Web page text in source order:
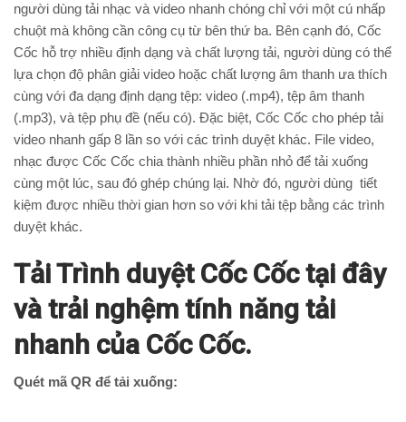
người dùng tải nhạc và video nhanh chóng chỉ với một cú nhấp
chuột mà không cần công cụ từ bên thứ ba. Bên cạnh đó, Cốc
Cốc hỗ trợ nhiều định dạng và chất lượng tải, người dùng có thể
lựa chọn độ phân giải video hoặc chất lượng âm thanh ưa thích
cùng với đa dạng định dạng tệp: video (.mp4), tệp âm thanh
(.mp3), và tệp phụ đề (nếu có). Đặc biệt, Cốc Cốc cho phép tải
video nhanh gấp 8 lần so với các trình duyệt khác. File video,
nhạc được Cốc Cốc chia thành nhiều phần nhỏ để tải xuống
cùng một lúc, sau đó ghép chúng lại. Nhờ đó, người dùng tiết
kiệm được nhiều thời gian hơn so với khi tải tệp bằng các trình
duyệt khác.
Tải Trình duyệt Cốc Cốc tại đây
và trải nghệm tính năng tải
nhanh của Cốc Cốc.
Quét mã QR để tải xuống: